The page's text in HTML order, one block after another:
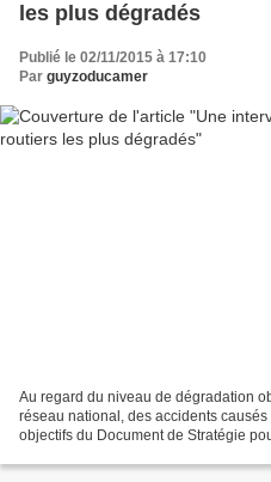
les plus dégradés
Publié le 02/11/2015 à 17:10
Par guyzoducamer
Au regard du niveau de dégradation
réseau national, des accidents
objectifs du Document de Stratégie